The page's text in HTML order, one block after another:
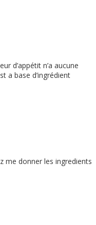
d’appétit n’a aucune
a base d’ingrédient
me donner les ingredients